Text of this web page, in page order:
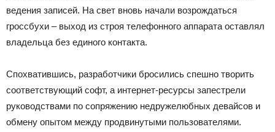
ведения записей. На свет вновь начали возрождаться
гроссбухи – выход из строя телефонного аппарата оставлял
владельца без единого контакта.
Спохватившись, разработчики бросились спешно творить
соответствующий софт, а интернет-ресурсы запестрели
руководствами по сопряжению недружелюбных девайсов и
обмену опытом между продвинутыми пользователями.